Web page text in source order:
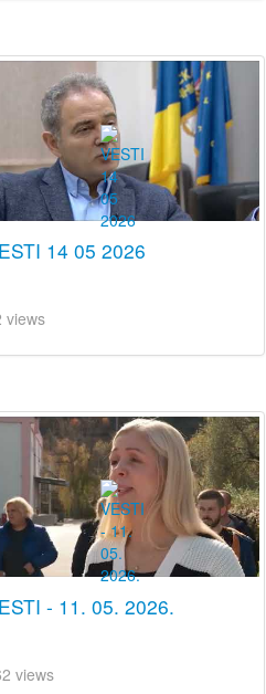
14 05 2026
views
- 11. 05. 2026.
views